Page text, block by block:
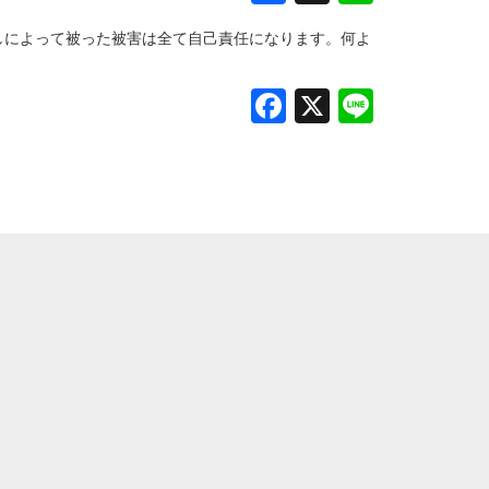
よって被った被害は全て自己責任になります。何よ
Facebook
X